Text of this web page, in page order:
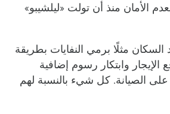
الأمان منذ أن تولت «ليلشيبو»
مثلًا برمي النفايات بطريقة
وابتكار رسوم إضافية
الصيانة. كل شيء بالنسبة لهم